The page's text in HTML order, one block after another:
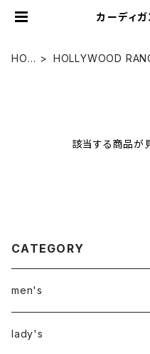
カーディ
HOM
HOLLYWOOD
該当する商品が
CATEGORY
men's
アウター
lady's